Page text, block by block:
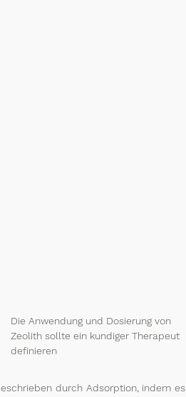
Die Anwendung und Dosierung von
Zeolith sollte ein kundiger Therapeut
definieren
durch Adsorption, indem es